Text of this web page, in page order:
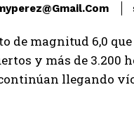
de magnitud 6,0
y más de
llegando